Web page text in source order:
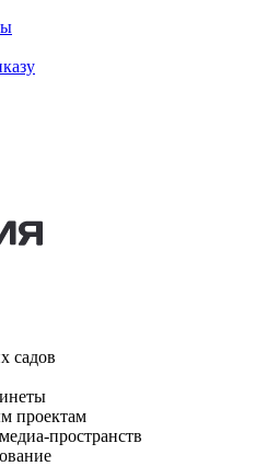
садов
проектам
пространств